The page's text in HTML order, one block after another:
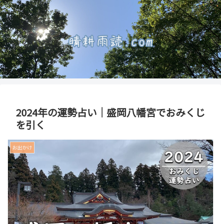
2024年の運勢占い｜盛岡八幡宮でおみくじ
を引く
お出かけ